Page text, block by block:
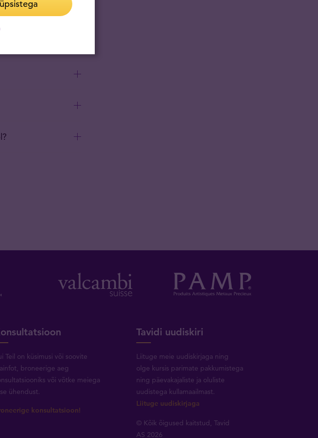
Teil on küsimusi või soovite
broneerige aeg
või võtke meiega
ühendust.
konsultatsioon!
Tavidi uudiskiri
Liituge meie uudiskirjaga ning
olge kursis parimate pakkumistega
ning päevakajaliste ja oluliste
uudistega kullamaailmast.
Liituge uudiskirjaga
© Kõik õigused kaitstud, Tavid
AS 2026